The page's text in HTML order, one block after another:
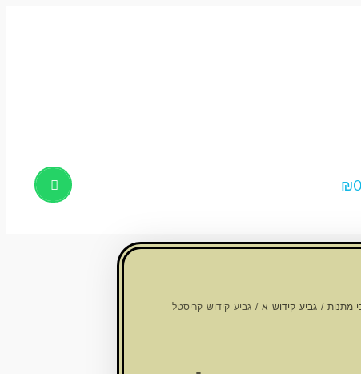
₪
מתנות /גביע קידוש א / גביע קידוש קריסטל